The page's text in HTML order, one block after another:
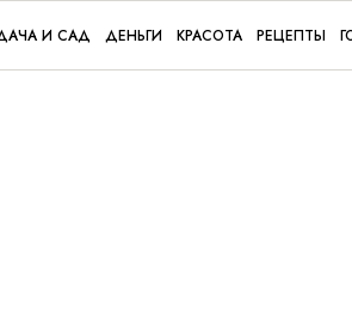
И САД ДЕНЬГИ КРАСОТА РЕЦЕПТЫ